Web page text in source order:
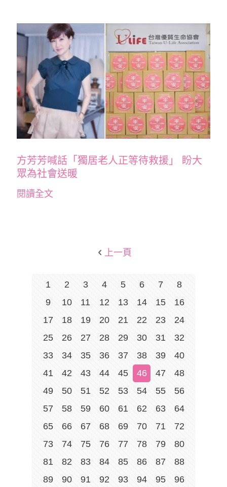
方芳芳喊話「獨居老人正等待救援」 盼大
眾為社會送暖
閱讀全文
上一頁
1 2 3 4 5 6 7
8
9
10 11 12 13 14 15
16
17
18 19 20 21 22 23
24
25
26 27 28 29 30 31
32
33
34 35 36 37 38 39
40
41
42 43 44 45 46 47
48
49
50 51 52 53 54 55
56
57
58 59 60 61 62 63
64
65
66 67 68 69 70 71
72
73
74 75 76 77 78 79
80
81
82 83 84 85 86 87
88
89
90 91 92 93 94 95
96